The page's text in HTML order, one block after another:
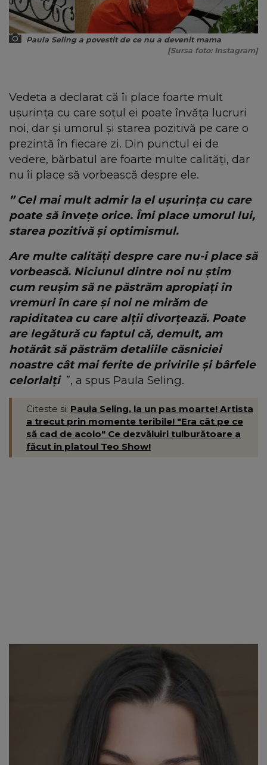
Paula Seling a povestit de ce nu a devenit mama
[Sursa foto: Instagram]
Vedeta a declarat că îi place foarte mult
ușurința cu care soțul ei poate învăța lucruri
noi, dar și umorul și starea pozitivă pe care o
prezintă în fiecare zi. Din punctul ei de
vedere, bărbatul are foarte multe calități, dar
nu îi place să vorbească despre ele.
” Cel mai mult admir la el ușurința cu care
poate să învețe orice. Îmi place umorul lui,
starea pozitivă și optimismul.
Are multe calități despre care nu-i place să
vorbească. Niciunul dintre noi nu știm
cum reușim să ne păstrăm apropiați în
vremuri în care și noi ne mirăm de
rapiditatea cu care alții divorţează. Poate
are legătură cu faptul că, demult, am
hotărât să păstrăm detaliile căsniciei
noastre cât mai ferite de privirile şi bârfele
celorlalți ”, a spus Paula Seling.
Citeste si: Paula Seling, la un pas moarte! Artista
a trecut prin momente teribile! "Era cât pe ce
să cad de acolo" Ce dezvăluiri tulburătoare a
făcut în platoul Teo Show!